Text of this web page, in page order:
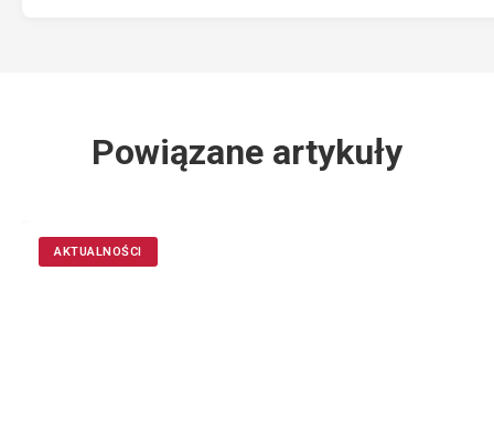
Powiązane artykuły
AKTUALNOŚCI